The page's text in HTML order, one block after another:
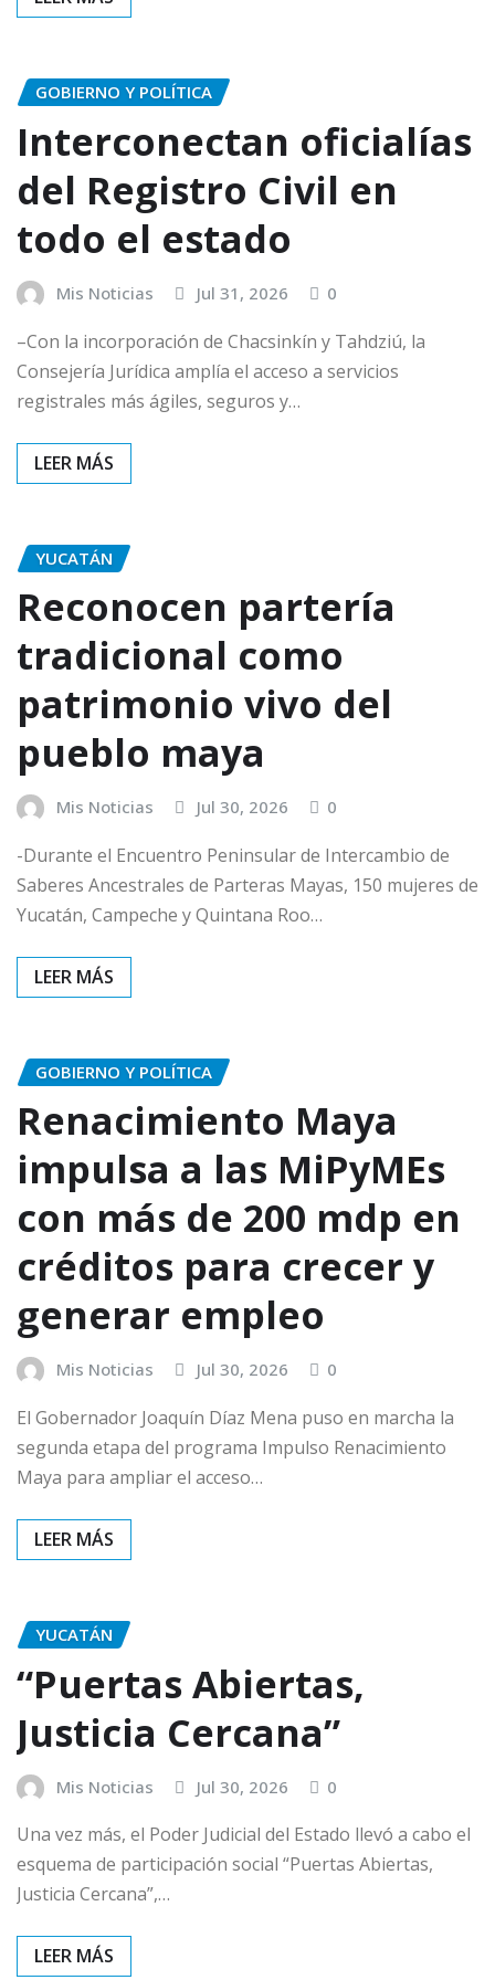
GOBIERNO Y POLÍTICA
Interconectan oficialías
del Registro Civil en
todo el estado
Mis Noticias Jul 31, 2026 0
–Con la incorporación de Chacsinkín y Tahdziú, la
Consejería Jurídica amplía el acceso a servicios
registrales más ágiles, seguros y…
YUCATÁN
Reconocen partería
tradicional como
patrimonio vivo del
pueblo maya
Mis Noticias Jul 30, 2026 0
-Durante el Encuentro Peninsular de Intercambio de
Saberes Ancestrales de Parteras Mayas, 150 mujeres de
Yucatán, Campeche y Quintana Roo…
GOBIERNO Y POLÍTICA
Renacimiento Maya
impulsa a las MiPyMEs
con más de 200 mdp en
créditos para crecer y
generar empleo
Mis Noticias Jul 30, 2026 0
El Gobernador Joaquín Díaz Mena puso en marcha la
segunda etapa del programa Impulso Renacimiento
Maya para ampliar el acceso…
YUCATÁN
“Puertas Abiertas,
Justicia Cercana”
Mis Noticias Jul 30, 2026 0
Una vez más, el Poder Judicial del Estado llevó a cabo el
esquema de participación social “Puertas Abiertas,
Justicia Cercana”,…